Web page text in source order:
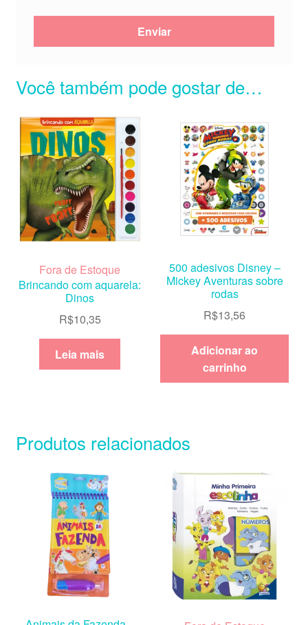
Você também pode gostar de…
Fora de Estoque
Brincando com aquarela:
Dinos
R$10,35
Leia mais
500 adesivos Disney –
Mickey Aventuras sobre
rodas
R$13,56
Adicionar ao
carrinho
Produtos relacionados